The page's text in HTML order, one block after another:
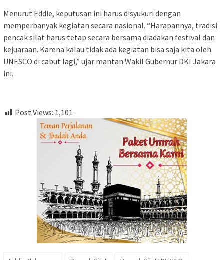
Menurut Eddie, keputusan ini harus disyukuri dengan
memperbanyak kegiatan secara nasional. “Harapannya, tradisi
pencak silat harus tetap secara bersama diadakan festival dan
kejuaraan. Karena kalau tidak ada kegiatan bisa saja kita oleh
UNESCO di cabut lagi,” ujar mantan Wakil Gubernur DKI Jakara
ini.
Post Views: 1,101